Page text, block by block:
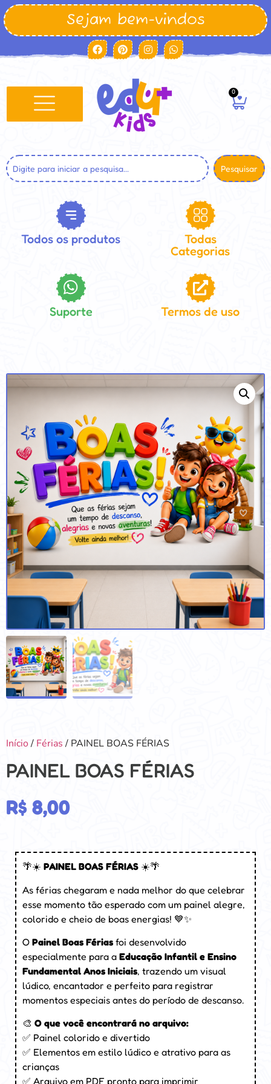
Sejam bem-vindos
0
Pesquisar
Todos os produtos
Todas
Categorias
Suporte Termos de uso
Início/ Férias / PAINEL BOAS FÉRIAS
PAINEL BOAS FÉRIAS
R$ 8,00
🌴☀️ PAINEL BOAS FÉRIAS ☀️🌴
As férias chegaram e nada melhor do que celebrar
esse momento tão esperado com um painel alegre,
colorido e cheio de boas energias! 💙✨
O Painel Boas Férias foi desenvolvido
especialmente para a Educação Infantil e Ensino
Fundamental Anos Iniciais, trazendo um visual
lúdico, encantador e perfeito para registrar
momentos especiais antes do período de descanso.
🎨 O que você encontrará no arquivo:
✅ Painel colorido e divertido
✅ Elementos em estilo lúdico e atrativo para as
crianças
✅ Arquivo em PDF pronto para imprimir